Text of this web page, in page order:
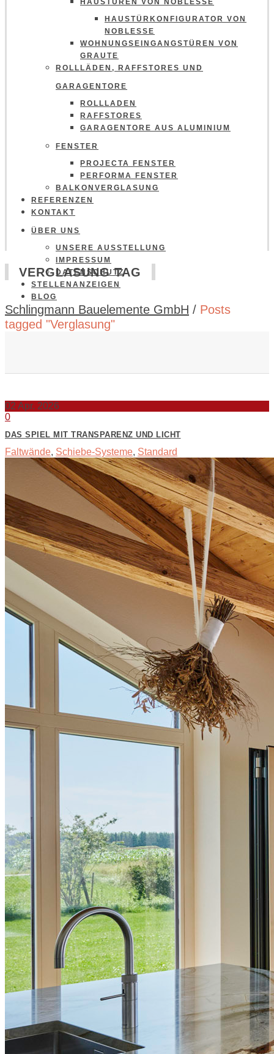
HAUSTÜREN VON NOBLESSE
HAUSTÜRKONFIGURATOR VON
NOBLESSE
WOHNUNGSEINGANGSTÜREN VON
GRAUTE
ROLLLÄDEN, RAFFSTORES UND
GARAGENTORE
ROLLLADEN
RAFFSTORES
GARAGENTORE AUS ALUMINIUM
FENSTER
PROJECTA FENSTER
PERFORMA FENSTER
BALKONVERGLASUNG
REFERENZEN
KONTAKT
ÜBER UNS
UNSERE AUSSTELLUNG
IMPRESSUM
DATENSCHUTZ
STELLENANZEIGEN
BLOG
VERGLASUNG TAG
Schlingmann Bauelemente GmbH / Posts
tagged "Verglasung"
02 Apr. 2026
0
DAS SPIEL MIT TRANSPARENZ UND LICHT
Faltwände, Schiebe-Systeme, Standard